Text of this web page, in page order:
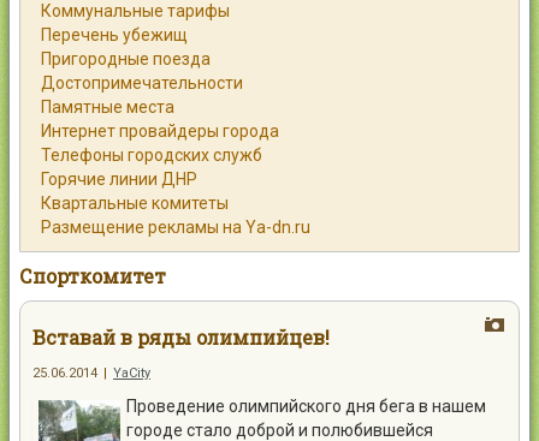
Каталог
Справочник
Работа
Объявления
Помощь
Контакты
Войти
Коммунальные тарифы
Перечень убежищ
Пригородные поезда
Достопримечательности
Памятные места
Интернет провайдеры города
Телефоны городских служб
Горячие линии ДНР
Квартальные комитеты
Размещение рекламы на Ya-dn.ru
Спорткомитет
Вставай в ряды олимпийцев!
25.06.2014 | YaCity
Проведение олимпийского дня бега в нашем
городе стало доброй и полюбившейся